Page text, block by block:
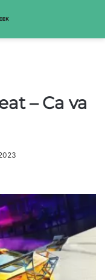
– Ca va